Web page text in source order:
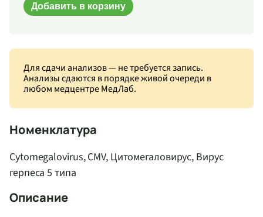
Для сдачи анализов — не требуется запись.
Анализы сдаются в порядке живой очереди в
любом медцентре МедЛаб.
Номенклатура
Cytomegalovirus, CMV, Цитомегаловирус, Вирус
герпеса 5 типа
Описание
Добавить в корзину